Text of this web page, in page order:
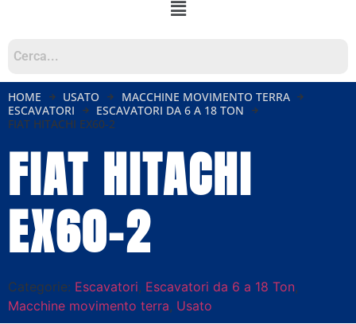
HOME USATO
MACCHINE MOVIMENTO TERRA
ESCAVATORI
ESCAVATORI DA 6 A 18 TON
FIAT HITACHI EX60-2
FIAT HITACHI
EX60-2
Categorie: Escavatori, Escavatori da 6 a 18 Ton,
Macchine movimento terra, Usato